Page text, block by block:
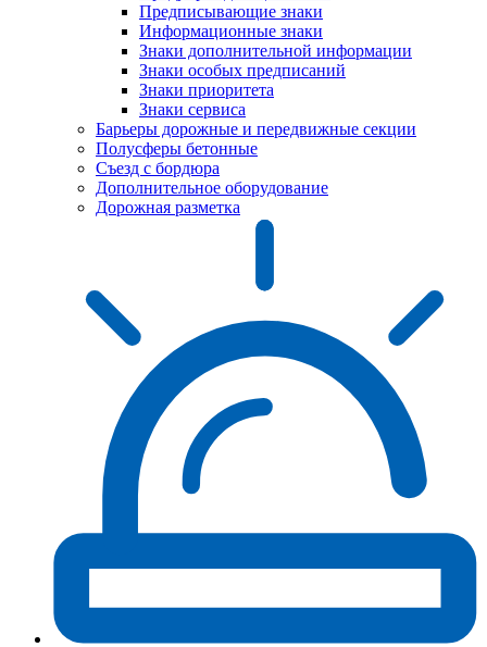
Предписывающие знаки
Информационные знаки
Знаки дополнительной информации
Знаки особых предписаний
Знаки приоритета
Знаки сервиса
Барьеры дорожные и передвижные секции
Полусферы бетонные
Съезд с бордюра
Дополнительное оборудование
Дорожная разметка